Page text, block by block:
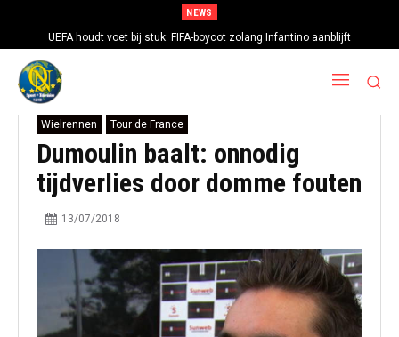
NEWS
UEFA houdt voet bij stuk: FIFA-boycot zolang Infantino aanblijft
Wielrennen Tour de France
Dumoulin baalt: onnodig
tijdverlies door domme fouten
13/07/2018